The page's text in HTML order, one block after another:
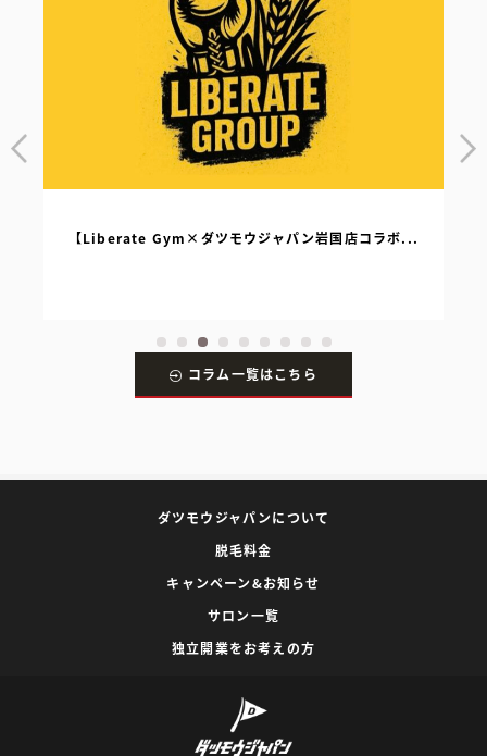
【Liberate Gym×ダツモウジャパン岩国店コラボ...
コラム一覧はこちら
ダツモウジャパンについて
脱毛料金
キャンペーン&お知らせ
サロン一覧
独立開業をお考えの方